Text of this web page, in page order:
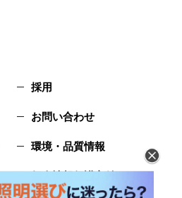
採用
お問い合わせ
環境・品質情報